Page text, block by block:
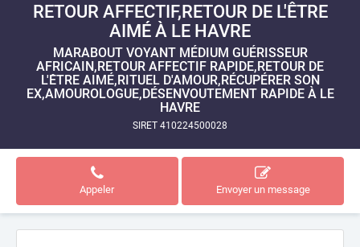
RETOUR AFFECTIF,RETOUR DE L'ÊTRE
AIMÉ À LE HAVRE
MARABOUT VOYANT MÉDIUM GUÉRISSEUR
AFRICAIN,RETOUR AFFECTIF RAPIDE,RETOUR DE
L'ÊTRE AIMÉ,RITUEL D'AMOUR,RÉCUPÉRER SON
EX,AMOUROLOGUE,DÉSENVOUTEMENT RAPIDE À LE
HAVRE
SIRET 410224500028
Appeler Envoyer un message